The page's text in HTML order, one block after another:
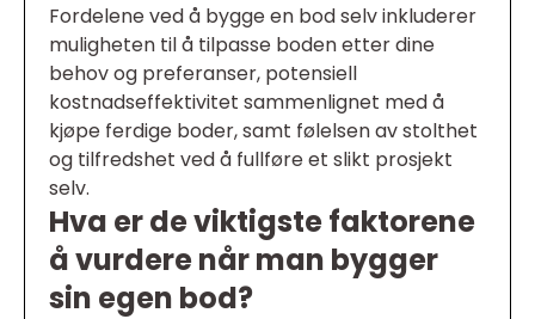
Fordelene ved å bygge en bod selv inkluderer
muligheten til å tilpasse boden etter dine
behov og preferanser, potensiell
kostnadseffektivitet sammenlignet med å
kjøpe ferdige boder, samt følelsen av stolthet
og tilfredshet ved å fullføre et slikt prosjekt
selv.
Hva er de viktigste faktorene
å vurdere når man bygger
sin egen bod?